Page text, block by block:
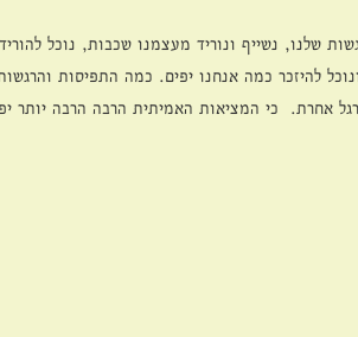
שלנו, נשייף ונוריד מעצמנו שכבות, נוכל
להיזכר כמה אנחנו יפים. כמה התפיסות
אחרת.  כי המציאות האמיתית הרבה הרבה יותר